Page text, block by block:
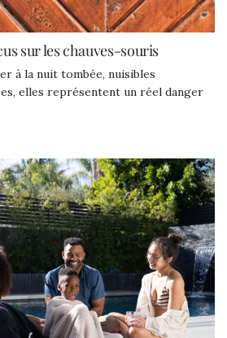
sur les chauves-souris
à la nuit tombée, nuisibles
elles représentent un réel danger